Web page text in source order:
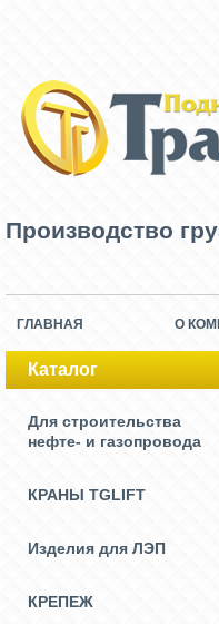
Производство
ГЛАВНАЯ О
Каталог
Для строительства
нефте- и газопровода
КРАНЫ TGLIFT
Изделия для ЛЭП
КРЕПЕЖ